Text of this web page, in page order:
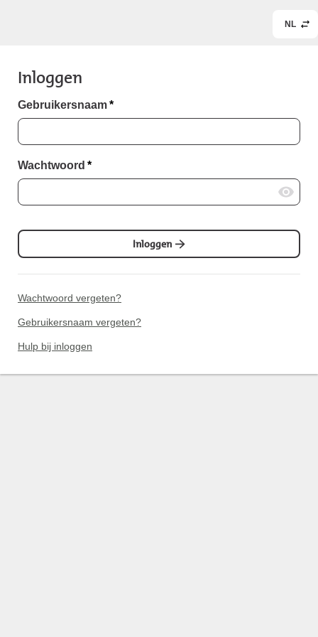
NL
Inloggen
Gebruikersnaam*
Wachtwoord *
Inloggen
Wachtwoord vergeten?
Gebruikersnaam vergeten?
Hulp bij inloggen